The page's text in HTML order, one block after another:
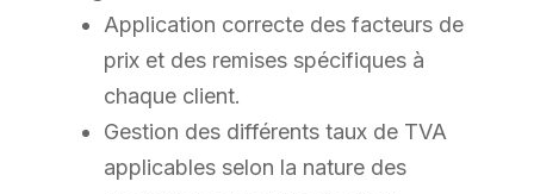
Application correcte des facteurs de
prix et des remises spécifiques à
chaque client.
Gestion des différents taux de TVA
applicables selon la nature des